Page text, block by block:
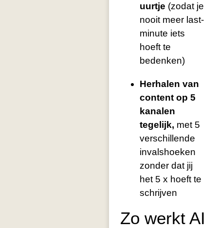
uurtje (zodat je
nooit meer last-
minute iets
hoeft te
bedenken)
Herhalen van
content op 5
kanalen
tegelijk, met 5
verschillende
invalshoeken
zonder dat jij
het 5 x hoeft te
schrijven
Zo werkt AI